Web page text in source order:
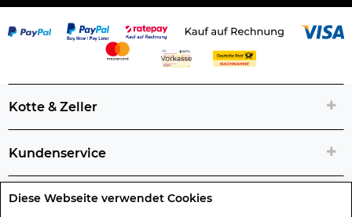
Diese Webseite verwendet Cookies
Kotte & Zeller
Kundenservice
Rechtliche Artikelinfos